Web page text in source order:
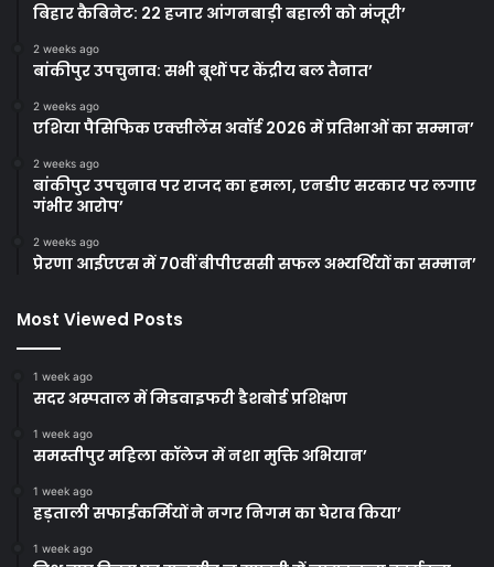
बिहार कैबिनेट: 22 हजार आंगनबाड़ी बहाली को मंजूरी’
2 weeks ago
बांकीपुर उपचुनाव: सभी बूथों पर केंद्रीय बल तैनात’
2 weeks ago
एशिया पैसिफिक एक्सीलेंस अवॉर्ड 2026 में प्रतिभाओं का सम्मान’
2 weeks ago
बांकीपुर उपचुनाव पर राजद का हमला, एनडीए सरकार पर लगाए
गंभीर आरोप’
2 weeks ago
प्रेरणा आईएएस में 70वीं बीपीएससी सफल अभ्यर्थियों का सम्मान’
Most Viewed Posts
1 week ago
सदर अस्पताल में मिडवाइफरी डैशबोर्ड प्रशिक्षण
1 week ago
समस्तीपुर महिला कॉलेज में नशा मुक्ति अभियान’
1 week ago
हड़ताली सफाईकर्मियों ने नगर निगम का घेराव किया’
1 week ago